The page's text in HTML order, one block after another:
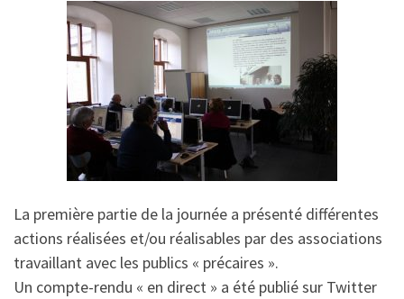
La première partie de la journée a présenté différentes
actions réalisées et/ou réalisables par des associations
travaillant avec les publics « précaires ».
Un compte-rendu « en direct » a été publié sur Twitter